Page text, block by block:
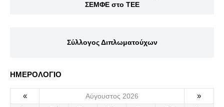
ΣΕΜΦΕ στο ΤΕΕ
Σύλλογος Διπλωματούχων
ΗΜΕΡΟΛΟΓΙΟ
« Αύγουστος 2026 »